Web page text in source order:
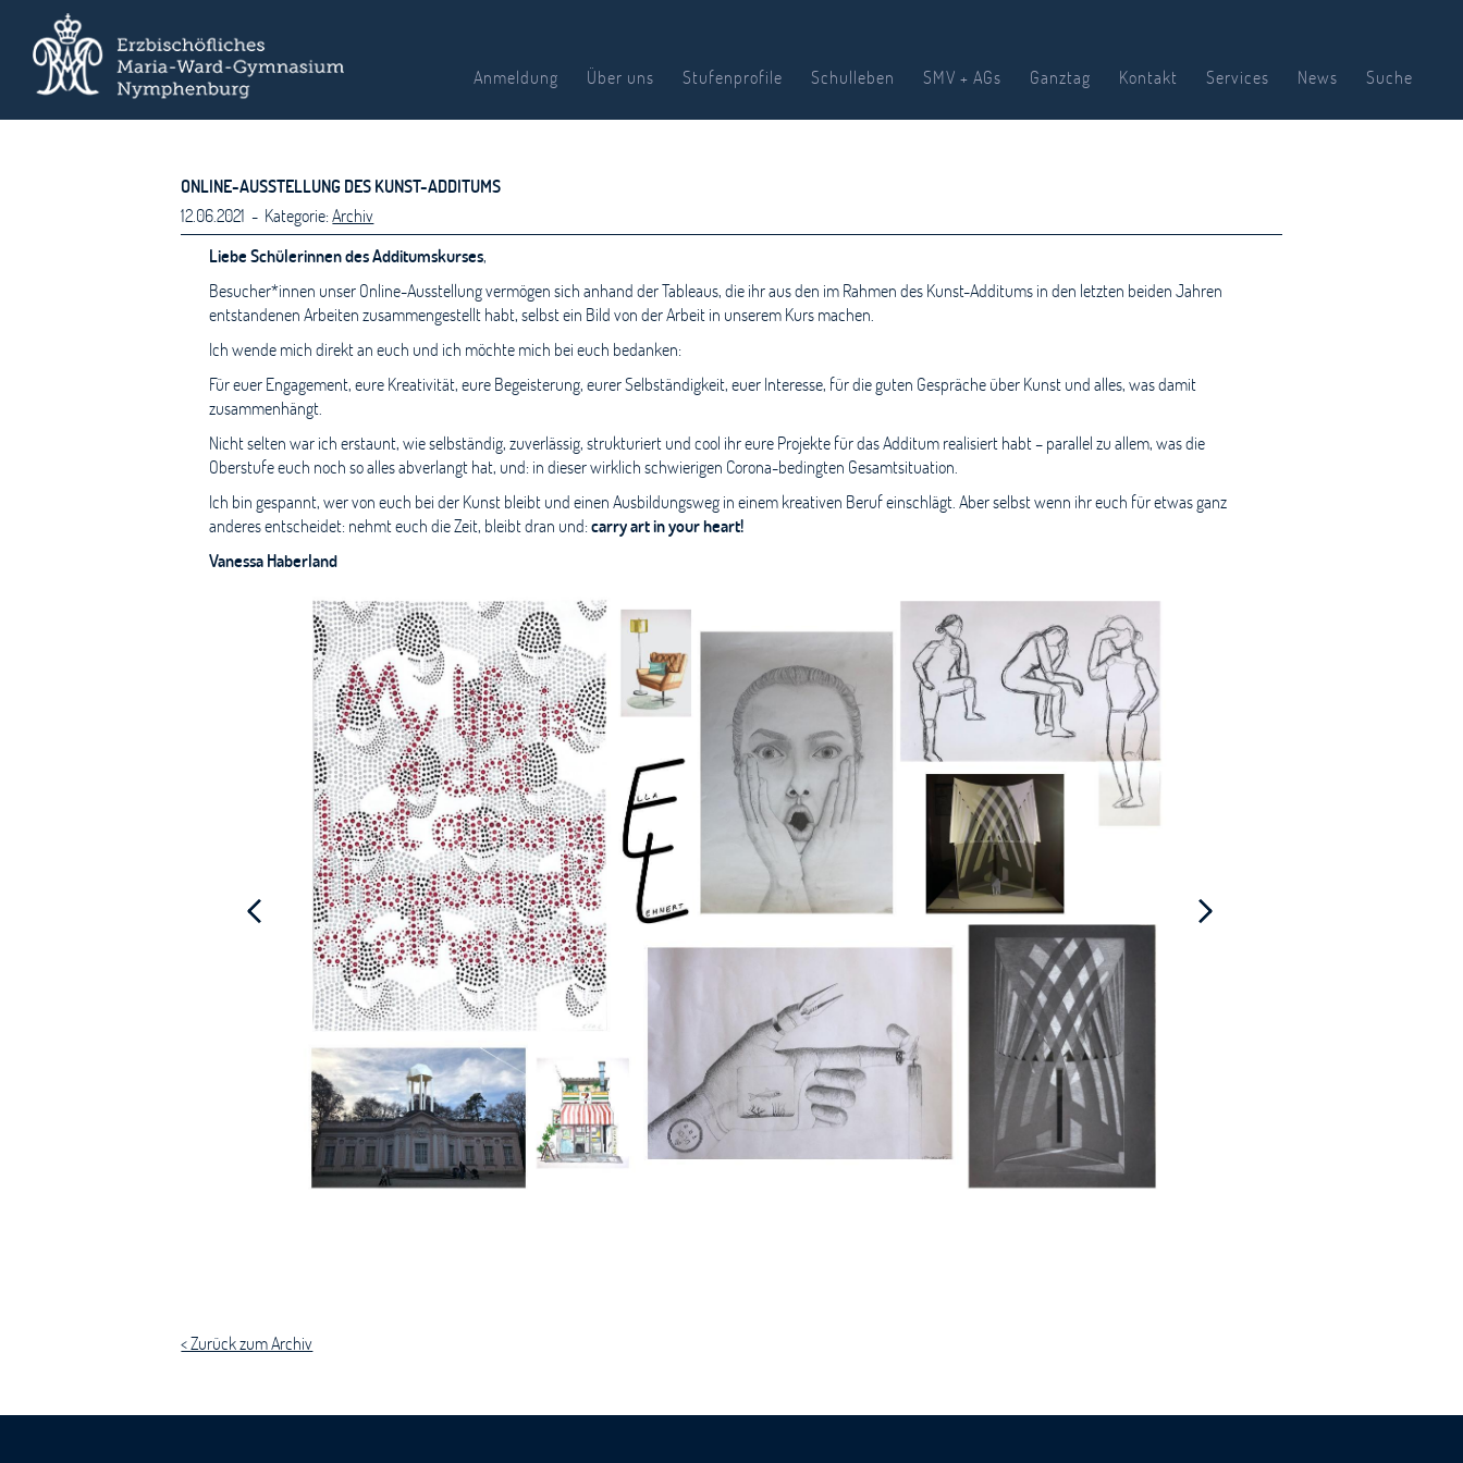
Anmeldung Über uns Stufenprofile Schulleben SMV + AGs Ganztag Kontakt Services News Suche
ONLINE-AUSSTELLUNG DES KUNST-ADDITUMS
12.06.2021 - Kategorie:Archiv
Liebe Schülerinnen des Additumskurses,
Besucher*innen unser Online-Ausstellung vermögen sich anhand der Tableaus, die ihr aus den im Rahmen des Kunst-Additums in den letzten beiden Jahren
entstandenen Arbeiten zusammengestellt habt, selbst ein Bild von der Arbeit in unserem Kurs machen.
Ich wende mich direkt an euch und ich möchte mich bei euch bedanken:
Für euer Engagement, eure Kreativität, eure Begeisterung, eurer Selbständigkeit, euer Interesse, für die guten Gespräche über Kunst und alles, was damit
zusammenhängt.
Nicht selten war ich erstaunt, wie selbständig, zuverlässig, strukturiert und cool ihr eure Projekte für das Additum realisiert habt – parallel zu allem, was die
Oberstufe euch noch so alles abverlangt hat, und: in dieser wirklich schwierigen Corona-bedingten Gesamtsituation.
Ich bin gespannt, wer von euch bei der Kunst bleibt und einen Ausbildungsweg in einem kreativen Beruf einschlägt. Aber selbst wenn ihr euch für etwas ganz
anderes entscheidet: nehmt euch die Zeit, bleibt dran und:carry art in your heart!
Vanessa Haberland
< Zurück zum Archiv